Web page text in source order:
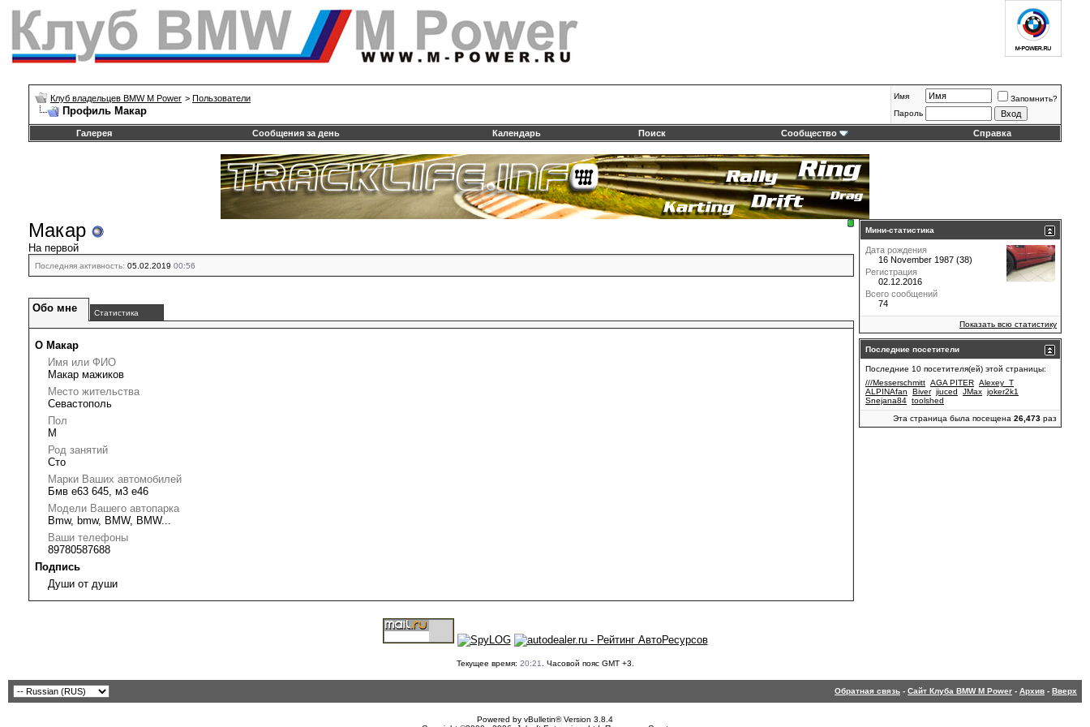
Клуб владельцев BMW M Power > Пользователи
Профиль Макар
Имя
Запомнить?
Пароль
Галерея Сообщения за день Календарь Поиск Сообщество Справка
Макар
На первой
Последняя активность: 05.02.2019 00:56
Обо мне Статистика
О Макар
Имя или ФИО
Макар мажиков
Место жительства
Севастополь
Пол
М
Род занятий
Сто
Марки Ваших автомобилей
Бмв е63 645, м3 е46
Модели Вашего автопарка
Bmw, bmw, BMW, BMW...
Ваши телефоны
89780587688
Подпись
Души от души
Мини-статистика
Дата рождения
16 November 1987 (38)
Регистрация
02.12.2016
Всего сообщений
74
Показать всю статистику
Последние посетители
Последние 10 посетителя(ей) этой страницы:
///Messerschmitt AGA PITER Alexey_T
ALPINAfan
Biver jiuced JMax joker2k1
Snejana84 toolshed
Эта страница была посещена 26,473 раз
Текущее время: 20:21 . Часовой пояс GMT +3.
Обратная связь - Сайт Клуба BMW M Power - Архив - Вверх
Powered by vBulletin® Version 3.8.4